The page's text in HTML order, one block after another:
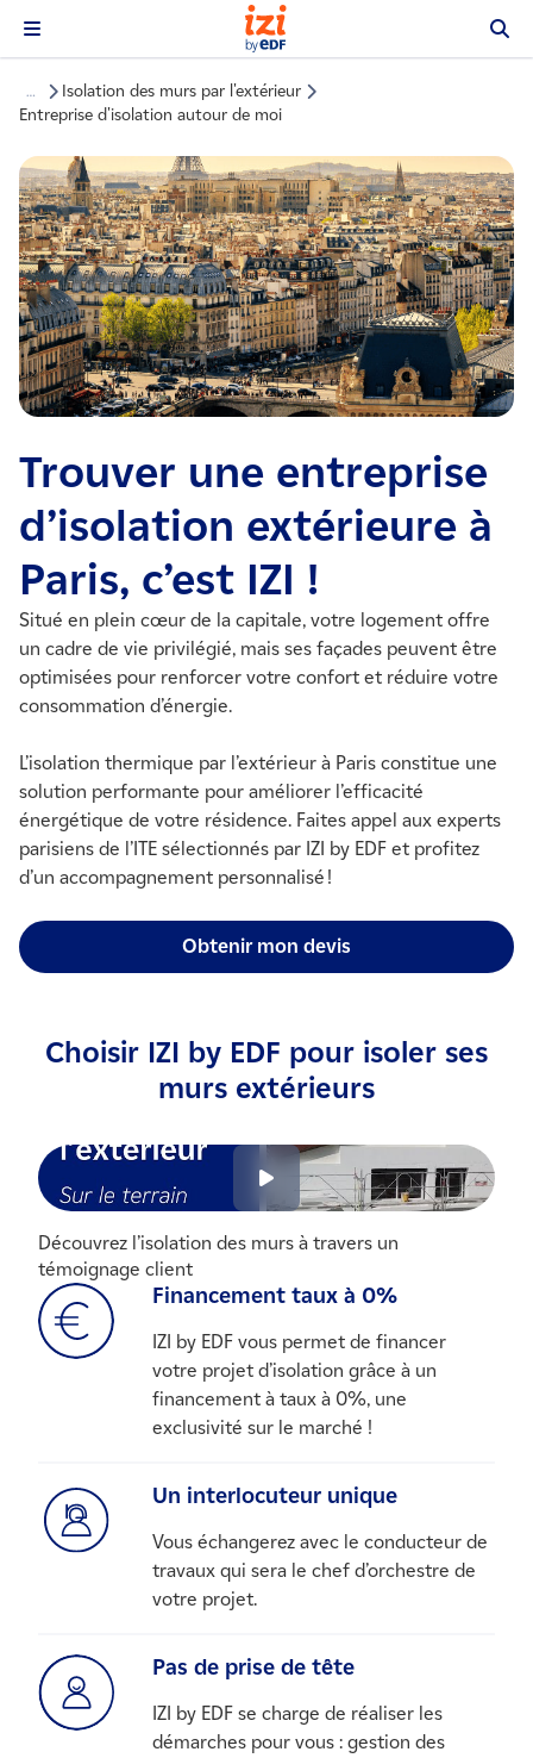
…
Isolation des murs par l'extérieur
Entreprise d'isolation autour de moi
Trouver une entreprise
d’isolation extérieure à
Paris, c’est IZI !
Situé en plein cœur de la capitale, votre logement offre
un cadre de vie privilégié, mais ses façades peuvent être
optimisées pour renforcer votre confort et réduire votre
consommation d’énergie.
L’isolation thermique par l’extérieur à Paris constitue une
solution performante pour améliorer l’efficacité
énergétique de votre résidence. Faites appel aux experts
parisiens de l’ITE sélectionnés par IZI by EDF et profitez
d’un accompagnement personnalisé !
Obtenir mon devis
Choisir IZI by EDF pour isoler ses
murs extérieurs
Découvrez l’isolation des murs à travers un
témoignage client
Financement taux à 0%
IZI by EDF vous permet de financer
votre projet d’isolation grâce à un
financement à taux à 0%, une
exclusivité sur le marché !
Un interlocuteur unique
Vous échangerez avec le conducteur de
travaux qui sera le chef d’orchestre de
votre projet.
Pas de prise de tête
IZI by EDF se charge de réaliser les
démarches pour vous : gestion des